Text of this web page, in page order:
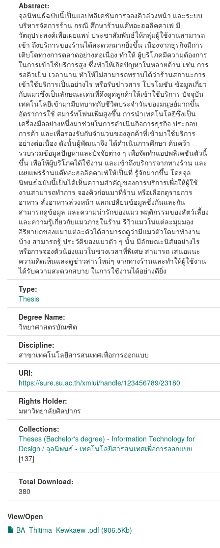
Abstract:
จุลนิพนธ์ฉบับนี้เป็นแอปพลิเคชันการจองคิวล่วงหน้า และระบบ
บริหารจัดการร้าน กรณี ศึกษาร้านแค๊ทอะฮอลิคคาเฟ่ มี
วัตถุประสงค์เพื่อเผยแพร่ ประชาสัมพันธ์ให้กลุ่มผู้ใช้งานสามารถ
เข้า ถึงบริการของร้านได้สะดวกมากยิ่งขึ้น เนื่องจากธุรกิจมีการ
เติบโตทางการตลาดอย่างต่อเนื่อง ทำให้ ผู้บริโภคมีความต้องการ
ในการเข้าใช้บริการสูง ซึ่งทำให้เกิดปัญหาในหลายด้าน เช่น การ
รอคิวเป็น เวลานาน ทำให้ไม่สามารถทราบได้ว่าร้านสถานะการ
เข้าใช้บริการเป็นอย่างไร หรือรับข่าวสาร โปรโมชัน ข้อมูลเกี่ยว
กับแมวซึ่งเป็นลักษณะเด่นที่ดึงดูดลูกค้าให้เข้าใช้บริการ ปัจจุบัน
เทคโนโลยีเข้ามามีบทบาทกับชีวิตประจำวันของมนุษย์มากขึ้น
อัตราการใช้ สมาร์ทโฟนเพิ่มสูงขึ้น การนำเทคโนโลยีซึ่งเป็น
เครื่องมืออย่างหนึ่งมาช่วยในการดำเนินกิจการธุรกิจ ประกอบ
การค้า และเพื่อรองรับกับจำนวนของลูกค้าที่เข้ามาใช้บริการ
อย่างต่อเนื่อง ดังนั้นผู้พัฒนาจึง ได้ดำเนินการศึกษา ค้นคว้า
รวบรวมข้อมูลปัญหาและปัจจัยต่าง ๆ เพื่อจัดทำแอปพลิเคชันตัวนี้
ขึ้น เพื่อให้ผู้บริโภคได้ใช้งาน และเข้าถึงบริการจากทางร้าน และ
เผยแพร่ร้านแค๊ทอะฮอลิคคาเฟ่ให้เป็นที่ รู้จักมากขึ้น โดยจุล
นิพนธ์ฉบับนี้เป็นได้เห็นความสำคัญของการบริการเพื่อให้ผู้ใช้
งานสามารถทำการ จองคิวก่อนมาที่ร้าน หรือเลือกดูรายการ
อาหาร สั่งอาหารล่วงหน้า แลกเปลี่ยนข้อมูลซึ่งกันและกัน
สามารถดูข้อมูล และความน่ารักของแมว พฤติกรรมของสัตว์เลี้ยง
และความรู้เกี่ยวกับแมวภายในร้าน รีวิวแมวในแต่ละมุมมอง
อิริยาบถของแมวแต่ละตัวได้สามารถดูว่ามีแมวตัวใดมาทำงาน
บ้าง สามารถรู้ ประวัติของแมวตัว ๆ นั้น มีลักษณะนิสัยอย่างไร
หรือการจองตัวน้องแมวในช่วงเวลาที่พิเศษ สามารถ เสนอแนะ
ความคิดเห็นและดูข่าวสารใหม่ๆ จากทางร้านและทำให้ผู้ใช้งาน
ได้รับความสะดวกสบาย ในการใช้งานได้อย่างดียิ่ง
Type:
Thesis
Degree Name:
วิทยาศาสตรบัณฑิต
Discipline:
สาขาเทคโนโลยีสารสนเทศเพื่อการออกแบบ
URI:
https://sure.su.ac.th/xmlui/handle/123456789/23180
Rights Holder:
มหาวิทยาลัยศิลปากร
Collections:
Theses (Bachelor's degree) - Information Technology for
Design / จุลนิพนธ์ - เทคโนโลยีสารสนเทศเพื่อการออกแบบ
[137]
Total Download:
380
View/Open
BA_Thitima_Kewkaew .pdf (906.5Kb)